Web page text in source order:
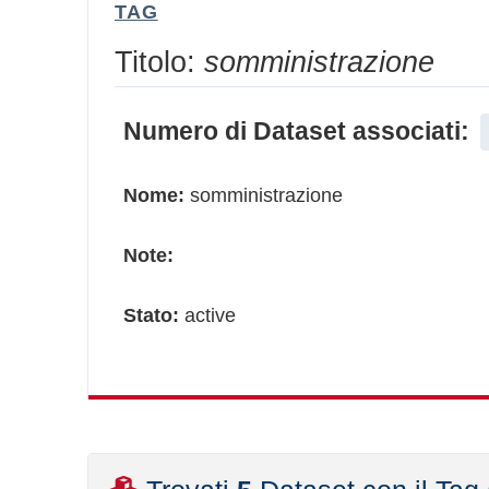
TAG
Titolo: somministrazione
Numero di Dataset associati:
Nome: somministrazione
Note:
Stato: active